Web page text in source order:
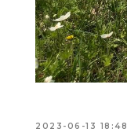
2023-06-13 18:48